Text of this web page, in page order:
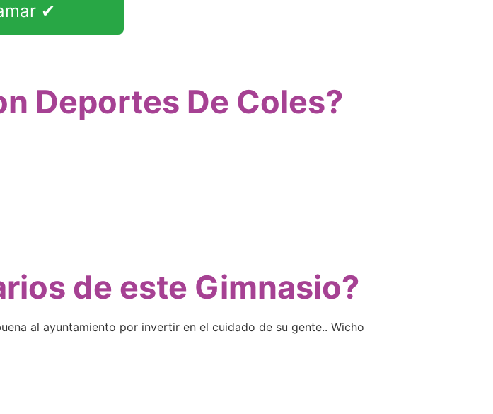
✔
Deportes De Coles?
de este Gimnasio?
al ayuntamiento por invertir en el cuidado de su gente.. Wicho